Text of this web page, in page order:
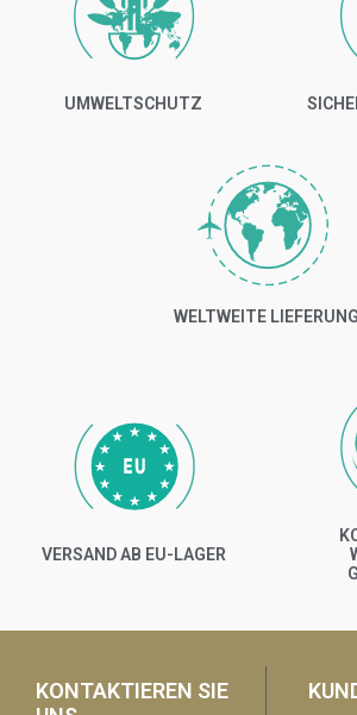
UMWELTSCHUTZ
WELTWEITE LIEFERUNG
VERSAND AB EU-LAGER
KONTAKTIEREN SIE